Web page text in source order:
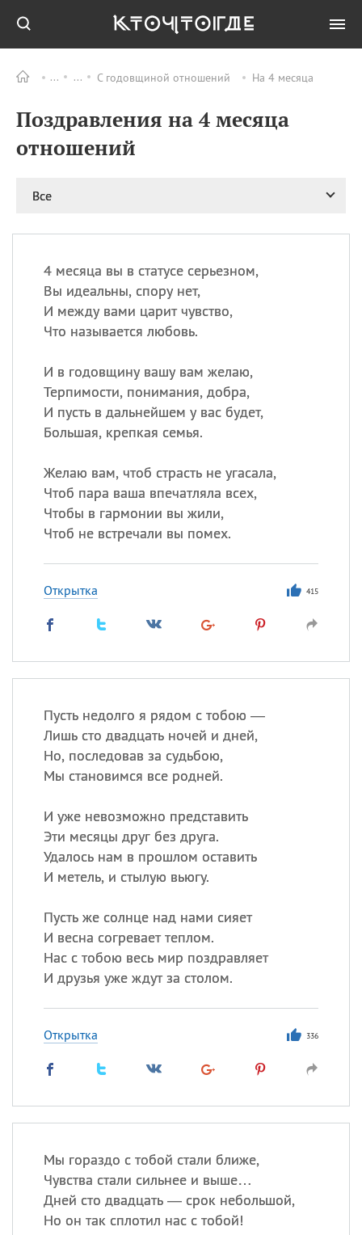
С годовщиной отношений На 4 месяца
Поздравления на 4 месяца
отношений
Все
4 месяца вы в статусе серьезном,
Вы идеальны, спору нет,
И между вами царит чувство,
Что называется любовь.
И в годовщину вашу вам желаю,
Терпимости, понимания, добра,
И пусть в дальнейшем у вас будет,
Большая, крепкая семья.
Желаю вам, чтоб страсть не угасала,
Чтоб пара ваша впечатляла всех,
Чтобы в гармонии вы жили,
Чтоб не встречали вы помех.
Открытка 415
Пусть недолго я рядом с тобою —
Лишь сто двадцать ночей и дней,
Но, последовав за судьбою,
Мы становимся все родней.
И уже невозможно представить
Эти месяцы друг без друга.
Удалось нам в прошлом оставить
И метель, и стылую вьюгу.
Пусть же солнце над нами сияет
И весна согревает теплом.
Нас с тобою весь мир поздравляет
И друзья уже ждут за столом.
Открытка 336
Мы гораздо с тобой стали ближе,
Чувства стали сильнее и выше…
Дней сто двадцать — срок небольшой,
Но он так сплотил нас с тобой!
ПРАЗДНИКИ Все
06.08
Преображение
Господне у западных
Романа и Давида
мучеников
07.08
маяка
ИМЕНА
Сегодня празднуют именины
Анатолий, Афанасий,
,Еще
Посмотреть значениеи
происхождение